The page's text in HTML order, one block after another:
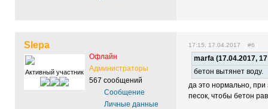
Slepa
Активный участник
Офлайн
Администраторы
567 сообщений
Сообщение
Личные данные
17:15, 17.04.2017 #6
marfa (17.04.2017,
бетон вытянет воду.
да это нормально, при
песок, чтобы бетон